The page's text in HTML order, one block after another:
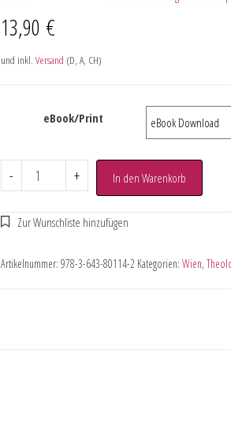
13,90 €
und inkl. Versand (D, A, CH)
eBook/Print
- + In den Warenkorb
Artikelnummer: 978-3-643-80114-2 Kategorien: Wien,